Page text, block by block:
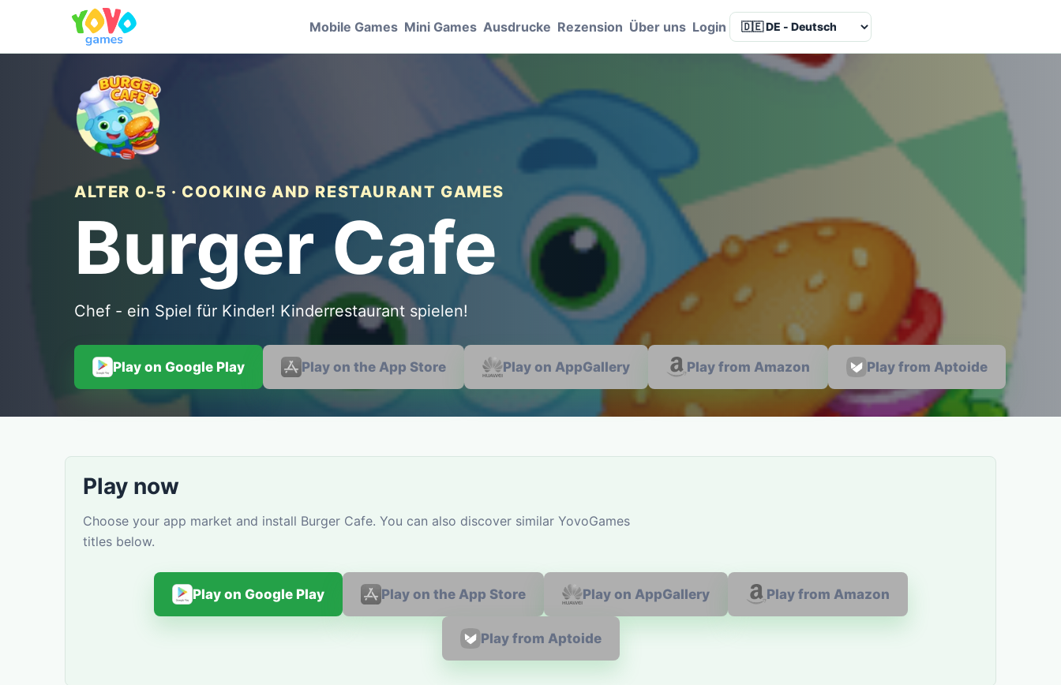
Mobile Games Mini Games Ausdrucke Rezension Über uns Login Language
ALTER 0-5 · COOKING AND RESTAURANT GAMES
Burger Cafe
Chef - ein Spiel für Kinder! Kinderrestaurant spielen!
Play on Google Play Play on the App Store Play on AppGallery Play from Amazon Play from Aptoide
Play now
Choose your app market and install Burger Cafe. You can also discover similar YovoGames
titles below.
Play on Google Play Play on the App Store Play on AppGallery Play from Amazon
Play from Aptoide